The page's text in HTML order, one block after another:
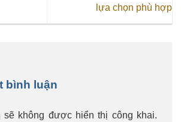
lựa chọn phù hợp
bình luận
sẽ không được hiển thị công khai.